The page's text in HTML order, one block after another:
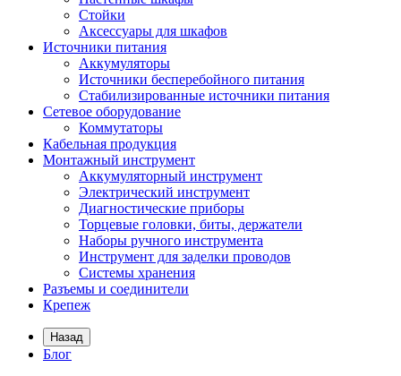
Стойки
Аксессуары для шкафов
Источники питания
Аккумуляторы
Источники бесперебойного питания
Стабилизированные источники питания
Сетевое оборудование
Коммутаторы
Кабельная продукция
Монтажный инструмент
Аккумуляторный инструмент
Электрический инструмент
Диагностические приборы
Торцевые головки, биты, держатели
Наборы ручного инструмента
Инструмент для заделки проводов
Системы хранения
Разъемы и соединители
Крепеж
Назад
Блог